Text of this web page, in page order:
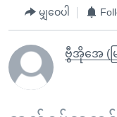
မျှဝေပါ
ဗွီအိုအေ (မ